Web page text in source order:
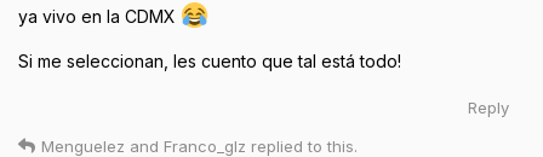
ya vivo en la CDMX
Si me seleccionan, les cuento que tal está todo!
Reply
Menguelez and Franco_glz replied to this.